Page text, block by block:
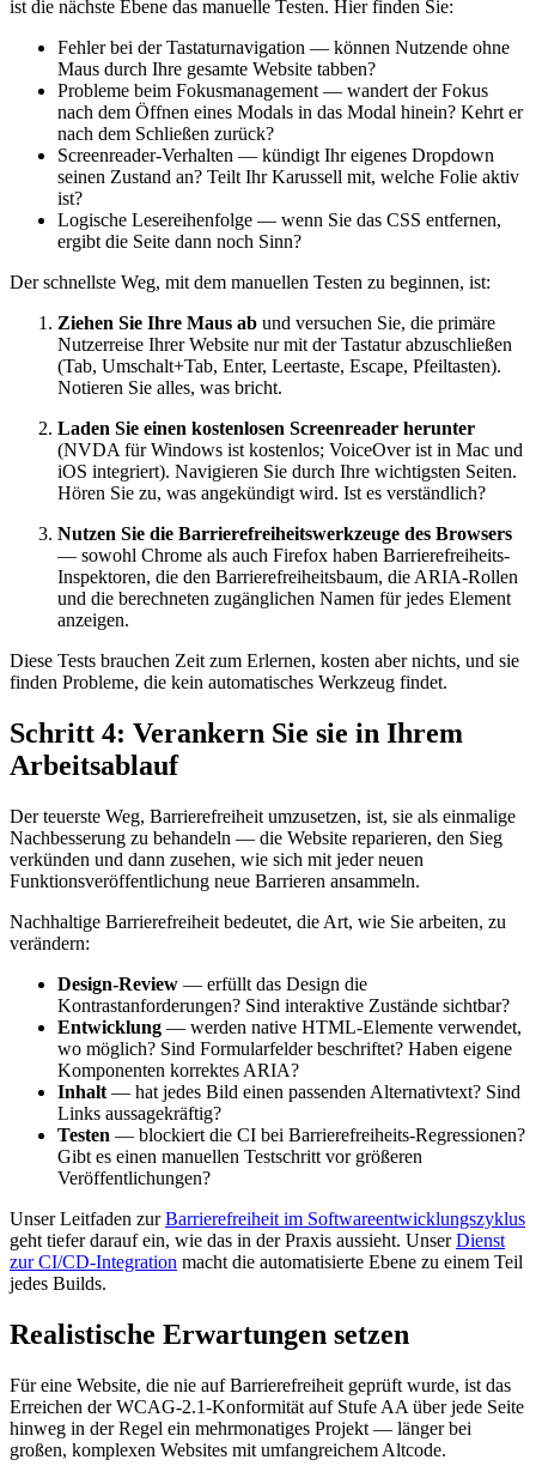
ist die nächste Ebene das manuelle Testen. Hier finden Sie:
Fehler bei der Tastaturnavigation — können Nutzende ohne
Maus durch Ihre gesamte Website tabben?
Probleme beim Fokusmanagement — wandert der Fokus
nach dem Öffnen eines Modals in das Modal hinein? Kehrt er
nach dem Schließen zurück?
Screenreader-Verhalten — kündigt Ihr eigenes Dropdown
seinen Zustand an? Teilt Ihr Karussell mit, welche Folie aktiv
ist?
Logische Lesereihenfolge — wenn Sie das CSS entfernen,
ergibt die Seite dann noch Sinn?
Der schnellste Weg, mit dem manuellen Testen zu beginnen, ist:
Ziehen Sie Ihre Maus ab und versuchen Sie, die primäre
Nutzerreise Ihrer Website nur mit der Tastatur abzuschließen
(Tab, Umschalt+Tab, Enter, Leertaste, Escape, Pfeiltasten).
Notieren Sie alles, was bricht.
Laden Sie einen kostenlosen Screenreader herunter
(NVDA für Windows ist kostenlos; VoiceOver ist in Mac und
iOS integriert). Navigieren Sie durch Ihre wichtigsten Seiten.
Hören Sie zu, was angekündigt wird. Ist es verständlich?
Nutzen Sie die Barrierefreiheitswerkzeuge des Browsers
— sowohl Chrome als auch Firefox haben Barrierefreiheits-
Inspektoren, die den Barrierefreiheitsbaum, die ARIA-Rollen
und die berechneten zugänglichen Namen für jedes Element
anzeigen.
Diese Tests brauchen Zeit zum Erlernen, kosten aber nichts, und sie
finden Probleme, die kein automatisches Werkzeug findet.
Schritt 4: Verankern Sie sie in Ihrem
Arbeitsablauf
Der teuerste Weg, Barrierefreiheit umzusetzen, ist, sie als einmalige
Nachbesserung zu behandeln — die Website reparieren, den Sieg
verkünden und dann zusehen, wie sich mit jeder neuen
Funktionsveröffentlichung neue Barrieren ansammeln.
Nachhaltige Barrierefreiheit bedeutet, die Art, wie Sie arbeiten, zu
verändern:
Design-Review — erfüllt das Design die
Kontrastanforderungen? Sind interaktive Zustände sichtbar?
Entwicklung — werden native HTML-Elemente verwendet,
wo möglich? Sind Formularfelder beschriftet? Haben eigene
Komponenten korrektes ARIA?
Inhalt — hat jedes Bild einen passenden Alternativtext? Sind
Links aussagekräftig?
Testen — blockiert die CI bei Barrierefreiheits-Regressionen?
Gibt es einen manuellen Testschritt vor größeren
Veröffentlichungen?
Unser Leitfaden zurBarrierefreiheit im Softwareentwicklungszyklus
geht tiefer darauf ein, wie das in der Praxis aussieht. UnserDienst
zur CI/CD-Integration macht die automatisierte Ebene zu einem Teil
jedes Builds.
Realistische Erwartungen setzen
Für eine Website, die nie auf Barrierefreiheit geprüft wurde, ist das
Erreichen der WCAG-2.1-Konformität auf Stufe AA über jede Seite
hinweg in der Regel ein mehrmonatiges Projekt — länger bei
großen, komplexen Websites mit umfangreichem Altcode.